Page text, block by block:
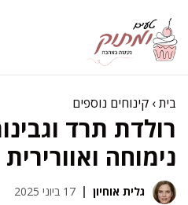
לתוכן
בית› קינוחים נוספים
רולדת תרד
נימוחה ואוורירית
גלית אוחיון 17 ביוני 2025